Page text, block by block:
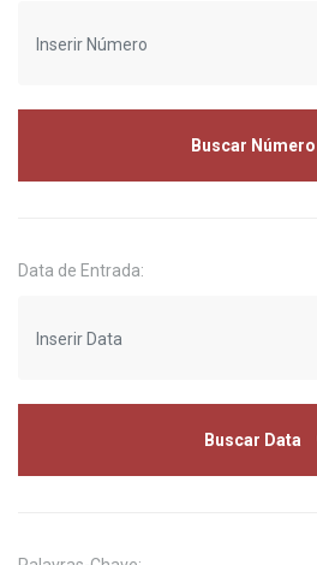
Buscar Número
Data de Entrada:
Buscar Data